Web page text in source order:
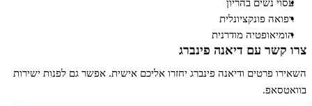
עסוי נשים בהריון
רפואה פונקציונלית
הומיאופטיה מודרנית
צרו קשר עם דיאנה פינברג
השאירו פרטים ודיאנה פינברג יחזרו אליכם אישית. אפשר גם לפנות ישירות
בוואטסאפ.